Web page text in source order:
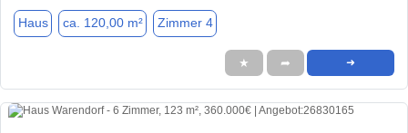
Haus ca. 120,00 m² Zimmer 4
★ ➦ ➜